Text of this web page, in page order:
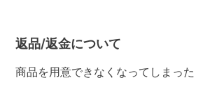
返品/返金について
商品を用意できなくなってしまった